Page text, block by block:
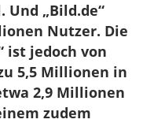
„Bild.de“
Nutzer. Die
ist jedoch von
5,5 Millionen in
2,9 Millionen
zudem